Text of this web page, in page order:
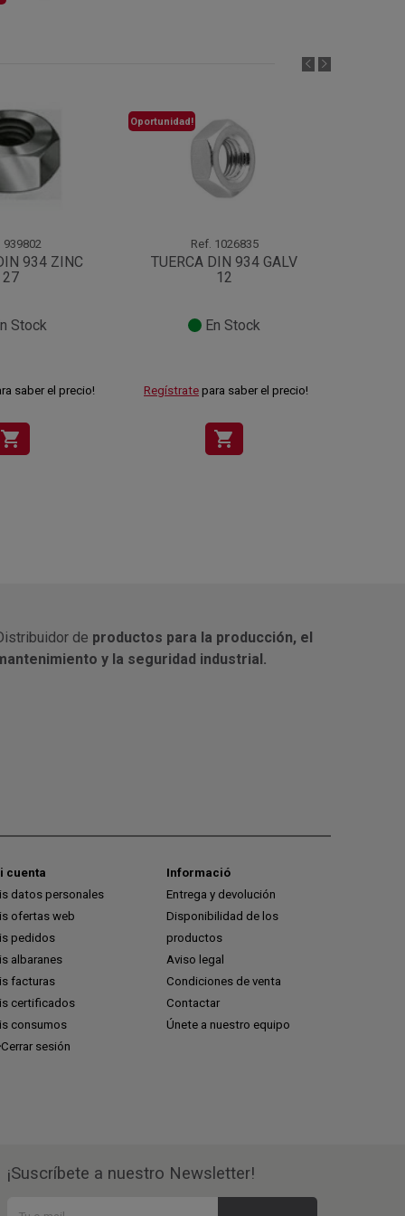
939802
934 ZINC
27
Stock
saber el precio!
shopping_cart
Oportunidad!
Ref. 1026835
TUERCA DIN 934 GALV
12
En Stock
Regístrate para saber el precio!
shopping_cart
de productos para la producción, el
y la seguridad industrial.
cuenta
datos personales
ofertas web
pedidos
albaranes
facturas
certificados
consumos
Cerrar sesión
Informació
Entrega y devolución
Disponibilidad de los
productos
Aviso legal
Condiciones de venta
Contactar
Únete a nuestro equipo
¡Suscríbete a nuestro Newsletter!